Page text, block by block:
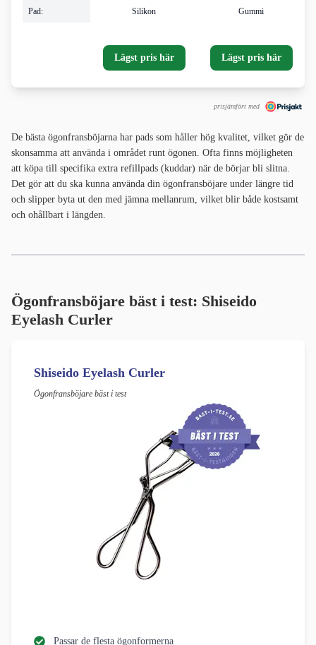
Pad: Silikon
Lägst pris här
Gummi
Lägst pris här
prisjämfört med
De bästa ögonfransböjarna har pads som håller hög kvalitet, vilket gör de
skonsamma att använda i området runt ögonen. Ofta finns möjligheten
att köpa till specifika extra refillpads (kuddar) när de börjar bli slitna.
Det gör att du ska kunna använda din ögonfransböjare under längre tid
och slipper byta ut den med jämna mellanrum, vilket blir både kostsamt
och ohållbart i längden.
Ögonfransböjare bäst i test: Shiseido
Eyelash Curler
Shiseido Eyelash Curler
Ögonfransböjare bäst i test
Passar de flesta ögonformerna